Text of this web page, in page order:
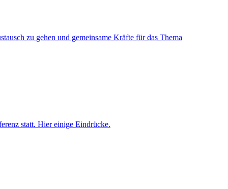
zu gehen und gemeinsame Kräfte für das Thema
statt. Hier einige Eindrücke.